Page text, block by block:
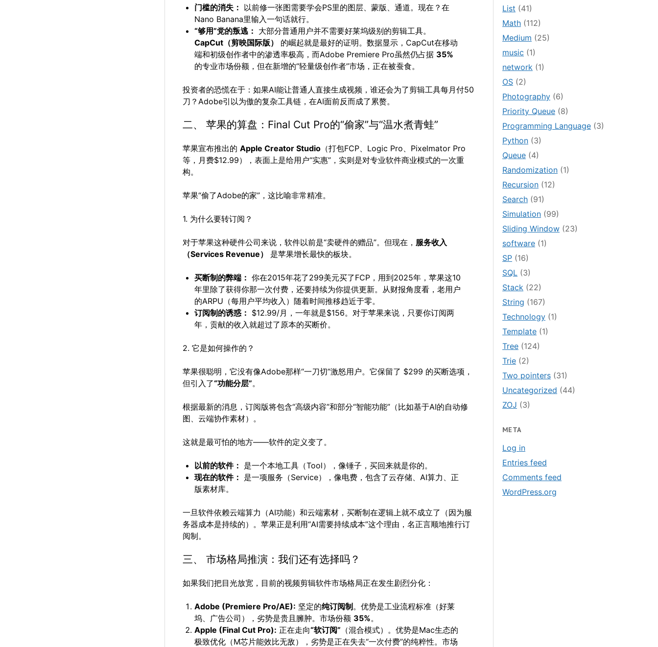
门槛的消失： 以前修一张图需要学会PS里的图层、蒙版、通道。现在？在
Nano Banana里输入一句话就行。
“够用”党的叛逃： 大部分普通用户并不需要好莱坞级别的剪辑工具。
CapCut（剪映国际版）
的崛起就是最好的证明。数据显示，CapCut在移动
端和初级创作者中的渗透率极高，而Adobe Premiere Pro虽然仍占据 35%
的专业市场份额，但在新增的“轻量级创作者”市场，正在被蚕食。
投资者的恐慌在于：如果AI能让普通人直接生成视频，谁还会为了剪辑工具每月付50
刀？Adobe引以为傲的复杂工具链，在AI面前反而成了累赘。
二、 苹果的算盘：Final Cut Pro的“偷家”与“温水煮青蛙”
苹果宣布推出的Apple Creator Studio （打包FCP、Logic Pro、Pixelmator Pro
等，月费$12.99），表面上是给用户“实惠”，实则是对专业软件商业模式的一次重
构。
苹果“偷了Adobe的家”，这比喻非常精准。
1. 为什么要转订阅？
对于苹果这种硬件公司来说，软件以前是“卖硬件的赠品”。但现在， 服务收入
（Services Revenue）
是苹果增长最快的板块。
买断制的弊端： 你在2015年花了299美元买了FCP，用到2025年，苹果这10
年里除了获得你那一次付费，还要持续为你提供更新。从财报角度看，老用户
的ARPU（每用户平均收入）随着时间推移趋近于零。
订阅制的诱惑： $12.99/月，一年就是$156。对于苹果来说，只要你订阅两
年，贡献的收入就超过了原本的买断价。
2. 它是如何操作的？
苹果很聪明，它没有像Adobe那样“一刀切”激怒用户。它保留了 $299 的买断选项，
但引入了“功能分层”。
根据最新的消息，订阅版将包含“高级内容”和部分“智能功能”（比如基于AI的自动修
图、云端协作素材）。
这就是最可怕的地方——软件的定义变了。
以前的软件： 是一个本地工具（Tool），像锤子，买回来就是你的。
现在的软件： 是一项服务（Service），像电费，包含了云存储、AI算力、正
版素材库。
一旦软件依赖云端算力（AI功能）和云端素材，买断制在逻辑上就不成立了（因为服
务器成本是持续的）。苹果正是利用“AI需要持续成本”这个理由，名正言顺地推行订
阅制。
三、 市场格局推演：我们还有选择吗？
如果我们把目光放宽，目前的视频剪辑软件市场格局正在发生剧烈分化：
Adobe (Premiere Pro/AE): 坚定的纯订阅制 。优势是工业流程标准（好莱
坞、广告公司），劣势是贵且臃肿。市场份额 35%。
Apple (Final Cut Pro): 正在走向“软订阅” （混合模式）。优势是Mac生态的
极致优化（M芯片能效比无敌），劣势是正在失去“一次付费”的纯粹性。市场
List (41)
Math (112)
Medium (25)
music (1)
network (1)
OS (2)
Photography (6)
Priority Queue (8)
Programming Language (3)
Python (3)
Queue (4)
Randomization (1)
Recursion (12)
Search (91)
Simulation (99)
Sliding Window (23)
software (1)
SP (16)
SQL (3)
Stack (22)
String (167)
Technology (1)
Template (1)
Tree (124)
Trie (2)
Two pointers (31)
Uncategorized (44)
ZOJ (3)
META
Log in
Entries feed
Comments feed
WordPress.org